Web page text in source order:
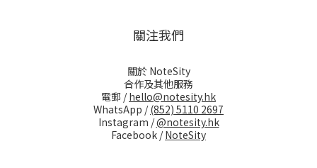
關注我們
關於 NoteSity
合作及其他服務
電郵 /hello@notesity.hk
WhatsApp /(852) 5110 2697
Instagram /@notesity.hk
Facebook /NoteSity